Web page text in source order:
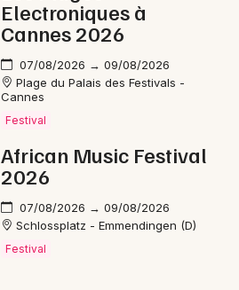
Electroniques à
Cannes 2026
07/08/2026 → 09/08/2026
Plage du Palais des Festivals -
Cannes
Festival
African Music Festival
2026
07/08/2026 → 09/08/2026
Schlossplatz - Emmendingen (D)
Festival